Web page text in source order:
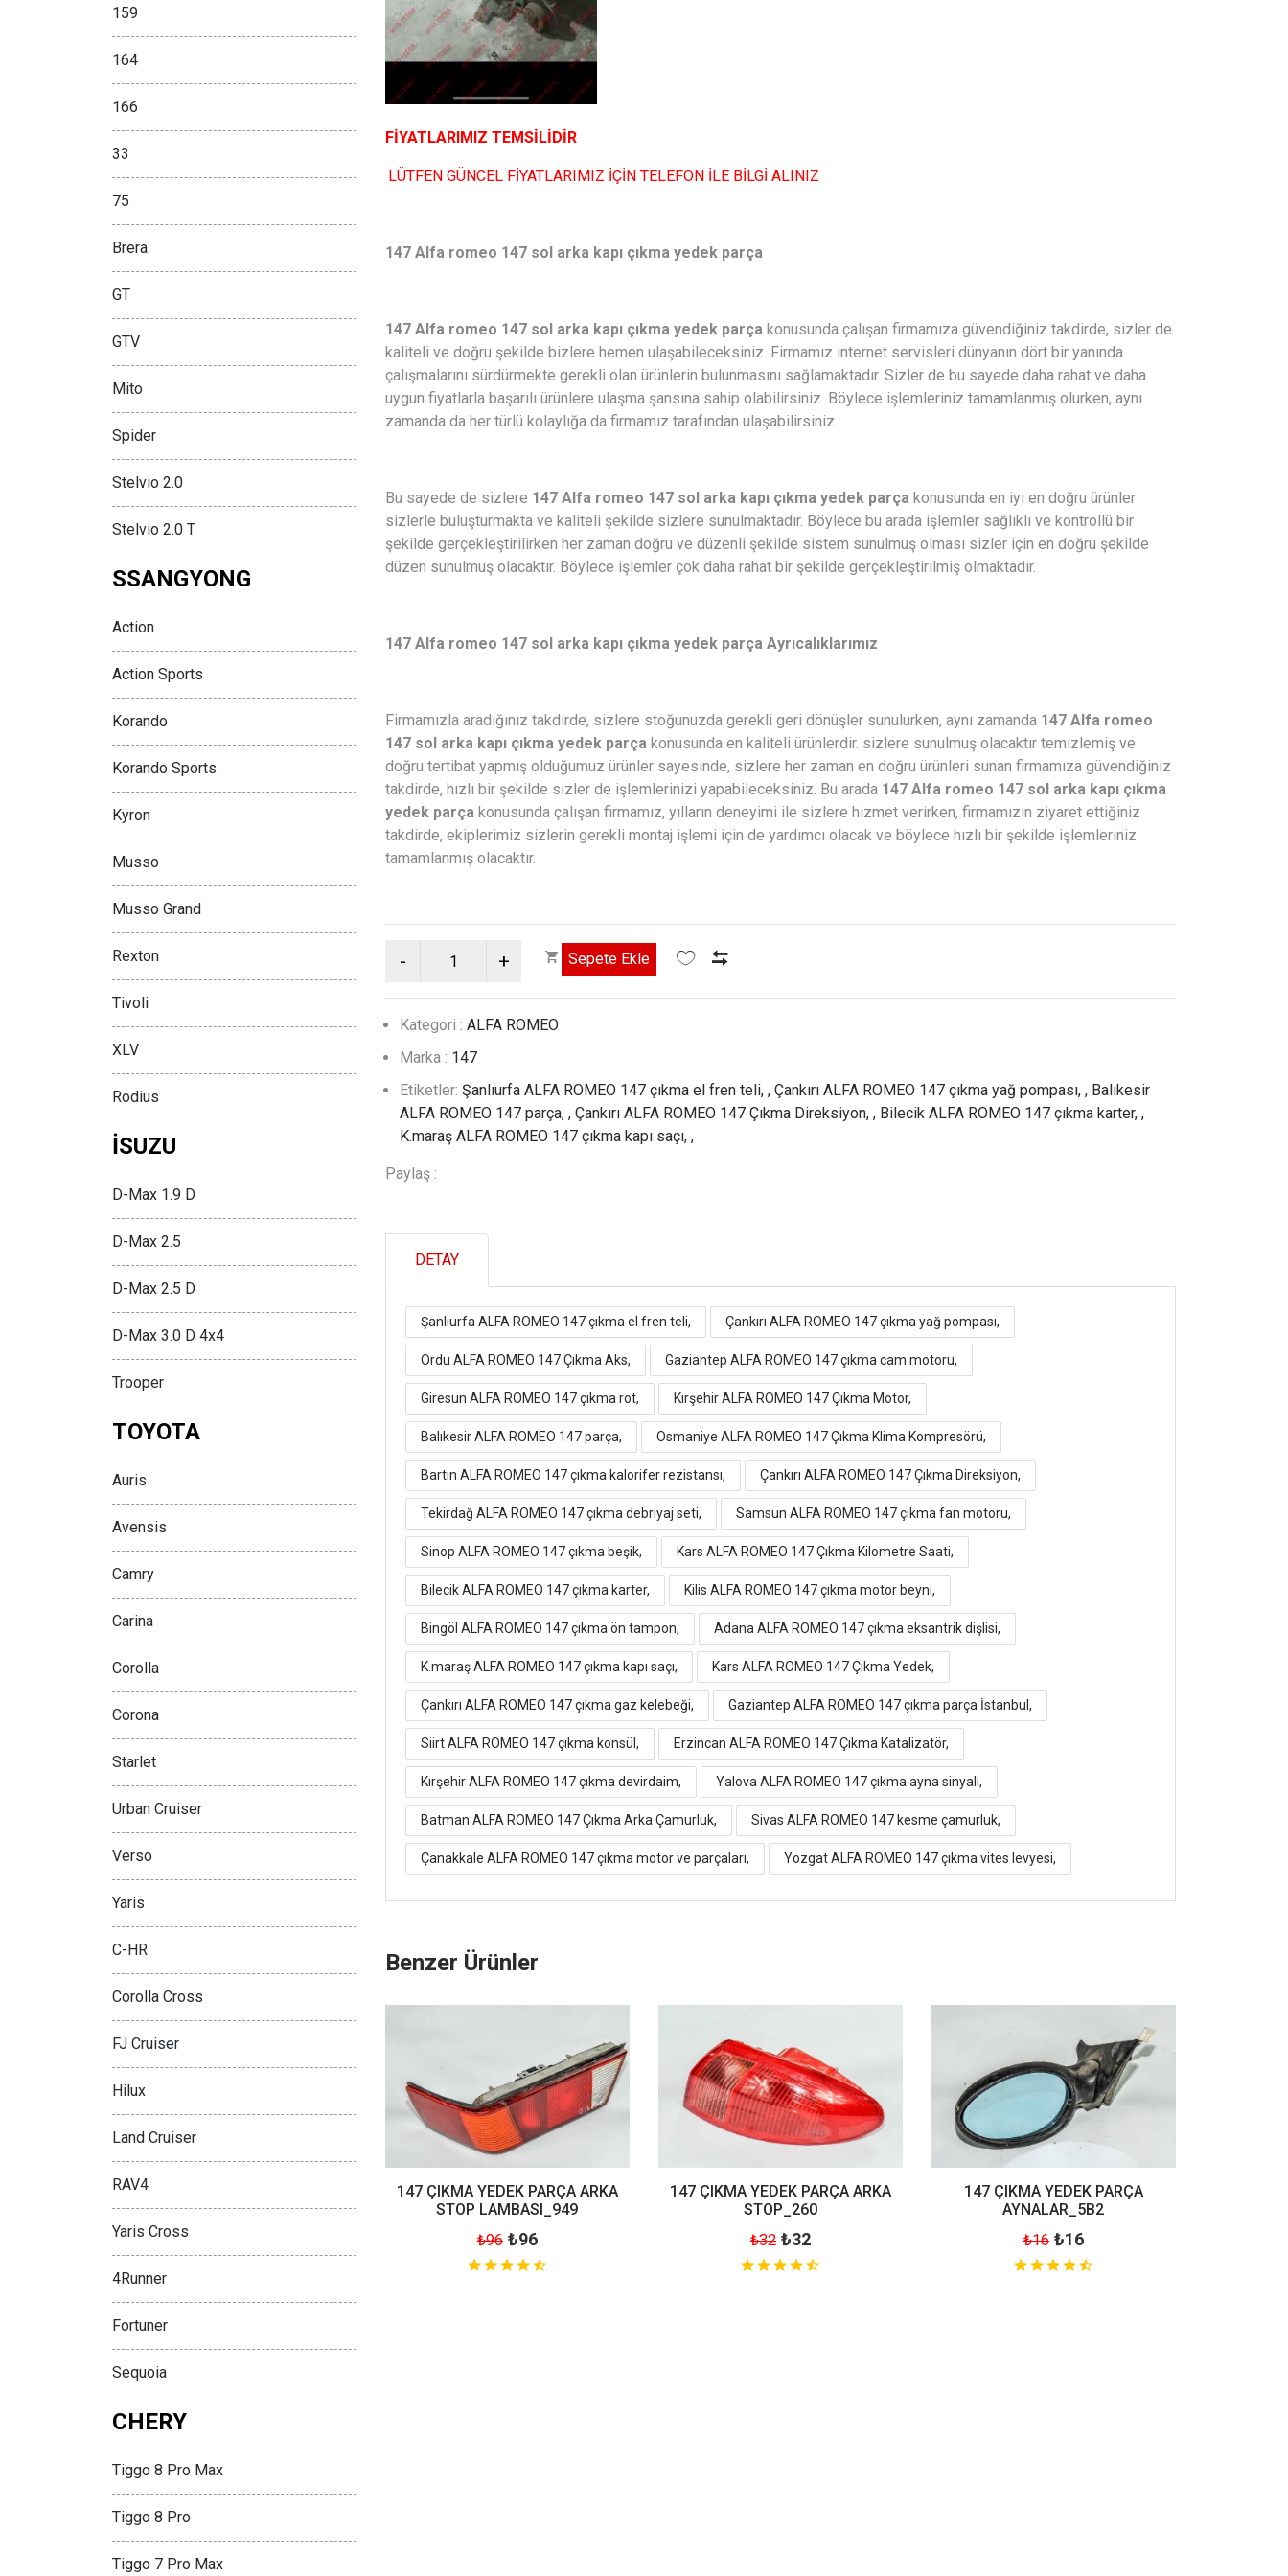
FİYATLARIMIZ TEMSİLİDİR
LÜTFEN GÜNCEL FİYATLARIMIZ İÇİN TELEFON İLE BİLGİ ALINIZ
147 Alfa romeo 147 sol arka kapı çıkma yedek parça
147 Alfa romeo 147 sol arka kapı çıkma yedek parça konusunda çalışan firmamıza güvendiğiniz takdirde, sizler de
kaliteli ve doğru şekilde bizlere hemen ulaşabileceksiniz. Firmamız internet servisleri dünyanın dört bir yanında
çalışmalarını sürdürmekte gerekli olan ürünlerin bulunmasını sağlamaktadır. Sizler de bu sayede daha rahat ve daha
uygun fiyatlarla başarılı ürünlere ulaşma şansına sahip olabilirsiniz. Böylece işlemleriniz tamamlanmış olurken, aynı
zamanda da her türlü kolaylığa da firmamız tarafından ulaşabilirsiniz.
Bu sayede de sizlere 147 Alfa romeo 147 sol arka kapı çıkma yedek parça konusunda en iyi en doğru ürünler
sizlerle buluşturmakta ve kaliteli şekilde sizlere sunulmaktadır. Böylece bu arada işlemler sağlıklı ve kontrollü bir
şekilde gerçekleştirilirken her zaman doğru ve düzenli şekilde sistem sunulmuş olması sizler için en doğru şekilde
düzen sunulmuş olacaktır. Böylece işlemler çok daha rahat bir şekilde gerçekleştirilmiş olmaktadır.
147 Alfa romeo 147 sol arka kapı çıkma yedek parça Ayrıcalıklarımız
Firmamızla aradığınız takdirde, sizlere stoğunuzda gerekli geri dönüşler sunulurken, aynı zamanda 147 Alfa romeo
147 sol arka kapı çıkma yedek parça konusunda en kaliteli ürünlerdir. sizlere sunulmuş olacaktır temizlemiş ve
doğru tertibat yapmış olduğumuz ürünler sayesinde, sizlere her zaman en doğru ürünleri sunan firmamıza güvendiğiniz
takdirde, hızlı bir şekilde sizler de işlemlerinizi yapabileceksiniz. Bu arada 147 Alfa romeo 147 sol arka kapı çıkma
yedek parça konusunda çalışan firmamız, yılların deneyimi ile sizlere hizmet verirken, firmamızın ziyaret ettiğiniz
takdirde, ekiplerimiz sizlerin gerekli montaj işlemi için de yardımcı olacak ve böylece hızlı bir şekilde işlemleriniz
tamamlanmış olacaktır.
Kategori : ALFA ROMEO
Marka : 147
Etiketler: Şanlıurfa ALFA ROMEO 147 çıkma el fren teli, , Çankırı ALFA ROMEO 147 çıkma yağ pompası, , Balıkesir
ALFA ROMEO 147 parça, , Çankırı ALFA ROMEO 147 Çıkma Direksiyon, , Bilecik ALFA ROMEO 147 çıkma karter, ,
K.maraş ALFA ROMEO 147 çıkma kapı saçı, ,
Paylaş :
DETAY
Şanlıurfa ALFA ROMEO 147 çıkma el fren teli, Çankırı ALFA ROMEO 147 çıkma yağ pompası,
Ordu ALFA ROMEO 147 Çıkma Aks, Gaziantep ALFA ROMEO 147 çıkma cam motoru,
Giresun ALFA ROMEO 147 çıkma rot, Kırşehir ALFA ROMEO 147 Çıkma Motor,
Balıkesir ALFA ROMEO 147 parça, Osmaniye ALFA ROMEO 147 Çıkma Klima Kompresörü,
Bartın ALFA ROMEO 147 çıkma kalorifer rezistansı, Çankırı ALFA ROMEO 147 Çıkma Direksiyon,
Tekirdağ ALFA ROMEO 147 çıkma debriyaj seti, Samsun ALFA ROMEO 147 çıkma fan motoru,
Sinop ALFA ROMEO 147 çıkma beşik, Kars ALFA ROMEO 147 Çıkma Kilometre Saati,
Bilecik ALFA ROMEO 147 çıkma karter, Kilis ALFA ROMEO 147 çıkma motor beyni,
Bingöl ALFA ROMEO 147 çıkma ön tampon, Adana ALFA ROMEO 147 çıkma eksantrik dişlisi,
K.maraş ALFA ROMEO 147 çıkma kapı saçı, Kars ALFA ROMEO 147 Çıkma Yedek,
Çankırı ALFA ROMEO 147 çıkma gaz kelebeği, Gaziantep ALFA ROMEO 147 çıkma parça İstanbul,
Siirt ALFA ROMEO 147 çıkma konsül, Erzincan ALFA ROMEO 147 Çıkma Katalizatör,
Kırşehir ALFA ROMEO 147 çıkma devirdaim, Yalova ALFA ROMEO 147 çıkma ayna sinyali,
Batman ALFA ROMEO 147 Çıkma Arka Çamurluk, Sivas ALFA ROMEO 147 kesme çamurluk,
Çanakkale ALFA ROMEO 147 çıkma motor ve parçaları, Yozgat ALFA ROMEO 147 çıkma vites levyesi,
Benzer Ürünler
147 ÇIKMA YEDEK PARÇA ARKA
STOP LAMBASI_949
₺96 ₺96
147 ÇIKMA YEDEK PARÇA ARKA
STOP_260
₺32 ₺32
147 ÇIKMA YEDEK PARÇA
AYNALAR_5B2
₺16 ₺16
159
164
166
33
75
Brera
GT
GTV
Mito
Spider
Stelvio 2.0
Stelvio 2.0 T
SSANGYONG
Action
Action Sports
Korando
Korando Sports
Kyron
Musso
Musso Grand
Rexton
Tivoli
XLV
Rodius
İSUZU
D-Max 1.9 D
D-Max 2.5
D-Max 2.5 D
D-Max 3.0 D 4x4
Trooper
TOYOTA
Auris
Avensis
Camry
Carina
Corolla
Corona
Starlet
Urban Cruiser
Verso
Yaris
C-HR
Corolla Cross
FJ Cruiser
Hilux
Land Cruiser
RAV4
Yaris Cross
4Runner
Fortuner
Sequoia
CHERY
Tiggo 8 Pro Max
Tiggo 8 Pro
Tiggo 7 Pro Max